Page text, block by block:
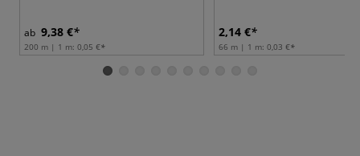
ab 9,38 €
200 m | 1 m: 0,05 €
2,14 €
66 m | 1 m: 0,03 €